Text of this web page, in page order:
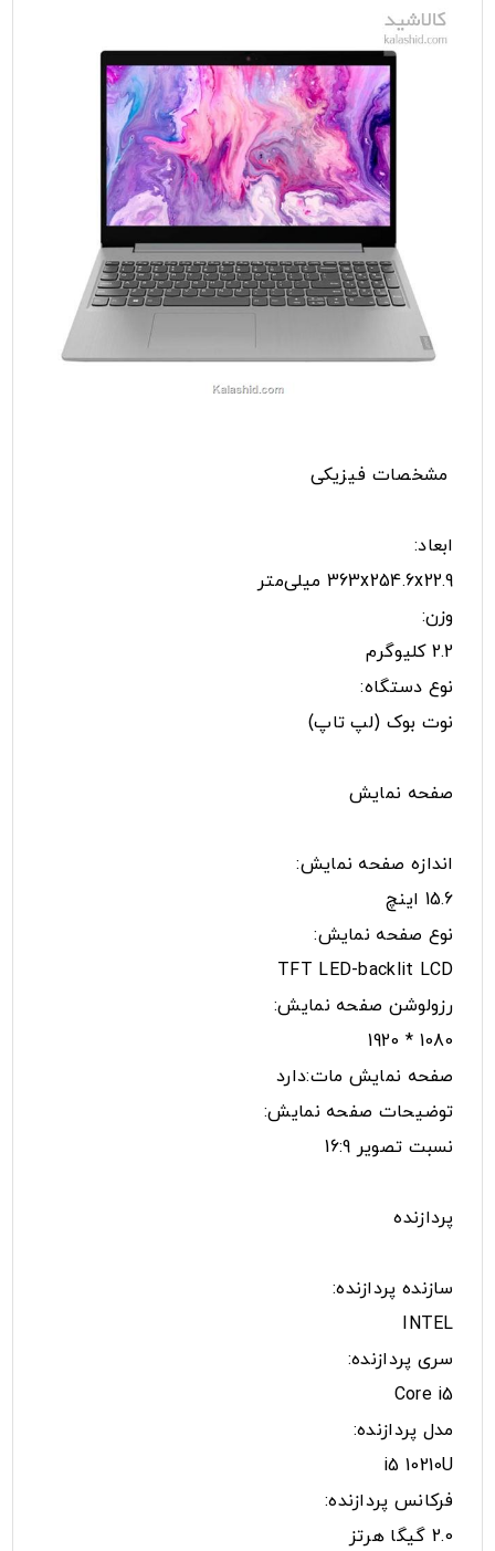
مشخصات فیزیکی
ابعاد:
363x254.6x22.9 میلی‌متر
وزن:
2.2 کلیوگرم
نوع دستگاه:
نوت بوک (لپ تاپ)
صفحه نمایش
اندازه صفحه نمایش:
15.6 اینچ
نوع صفحه نمایش:
TFT LED-backlit LCD
رزولوشن صفحه نمایش:
1080 * 1920
صفحه نمایش مات:دارد
توضیحات صفحه نمایش:
نسبت تصویر 16:9
پردازنده
سازنده پردازنده:
INTEL
سری پردازنده:
Core i5
مدل پردازنده:
i5 10210U
فرکانس پردازنده:
2.0 گیگا هرتز